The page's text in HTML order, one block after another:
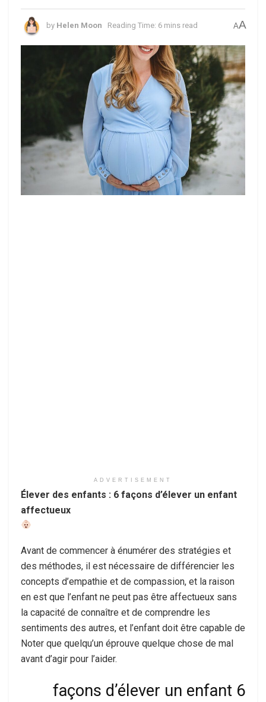
by Helen Moon Reading Time: 6 mins read AA
ADVERTISEMENT
Élever des enfants : 6 façons d’élever un enfant
affectueux
Avant de commencer à énumérer des stratégies et
des méthodes, il est nécessaire de différencier les
concepts d’empathie et de compassion, et la raison
en est que l’enfant ne peut pas être affectueux sans
la capacité de connaître et de comprendre les
sentiments des autres, et l’enfant doit être capable de
Noter que quelqu’un éprouve quelque chose de mal
avant d’agir pour l’aider.
6 façons d’élever un enfant